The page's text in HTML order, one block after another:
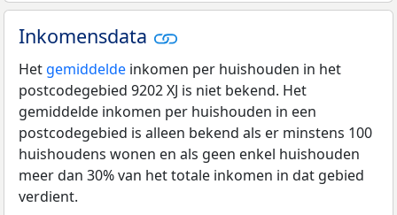
Inkomensdata
Het gemiddelde inkomen per huishouden in het
postcodegebied 9202 XJ is niet bekend. Het
gemiddelde inkomen per huishouden in een
postcodegebied is alleen bekend als er minstens 100
huishoudens wonen en als geen enkel huishouden
meer dan 30% van het totale inkomen in dat gebied
verdient.